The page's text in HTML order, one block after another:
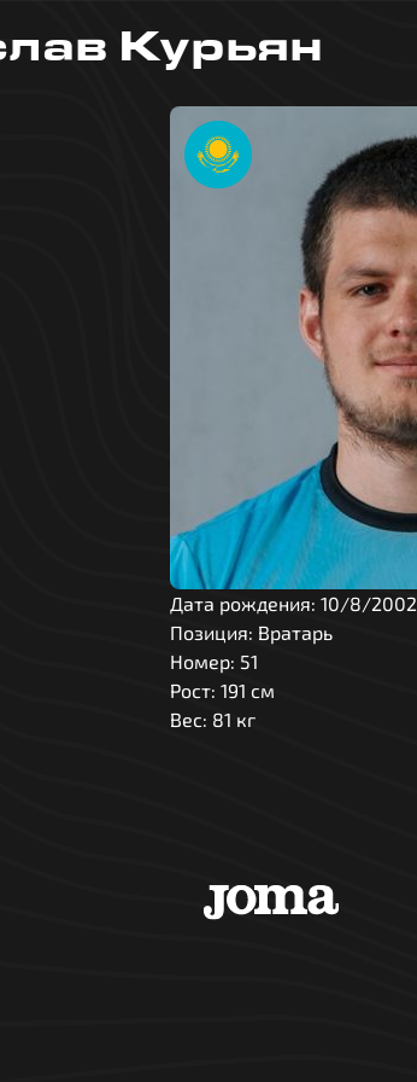
Курьян
Дата рождения: 10/8/2002
Позиция: Вратарь
Номер: 51
Рост: 191 см
Вес: 81 кг